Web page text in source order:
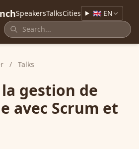
SpeakersTalksCities 🇬🇧 EN
/ Talks
gestion de
avec Scrum et